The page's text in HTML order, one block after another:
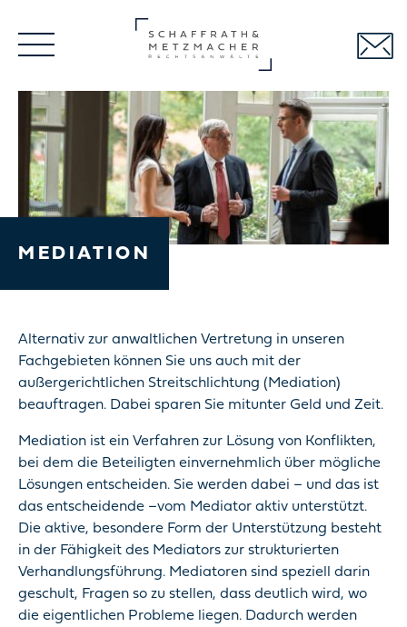
Navigation
überspringen
MEDIATION
Alternativ zur anwaltlichen Vertretung in unseren
Fachgebieten können Sie uns auch mit der
außergerichtlichen Streitschlichtung (Mediation)
beauftragen. Dabei sparen Sie mitunter Geld und Zeit.
Mediation ist ein Verfahren zur Lösung von Konflikten,
bei dem die Beteiligten einvernehmlich über mögliche
Lösungen entscheiden. Sie werden dabei – und das ist
das entscheidende –vom Mediator aktiv unterstützt.
Die aktive, besondere Form der Unterstützung besteht
in der Fähigkeit des Mediators zur strukturierten
Verhandlungsführung. Mediatoren sind speziell darin
geschult, Fragen so zu stellen, dass deutlich wird, wo
die eigentlichen Probleme liegen. Dadurch werden